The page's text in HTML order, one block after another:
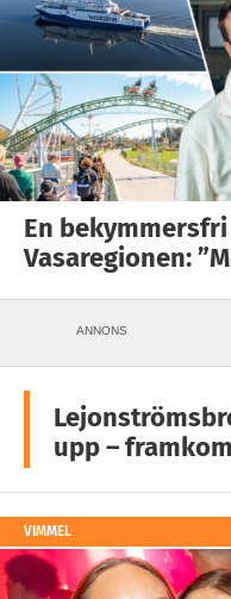
En
Vasaregionen:
ANNONS
upp –
VIMMEL